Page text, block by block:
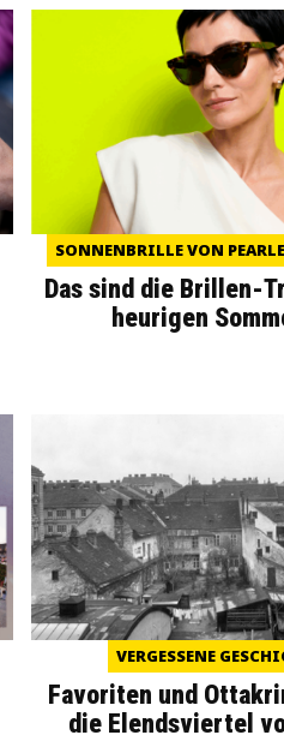
SONNENBRILLE VON
Das sind die Brillen-
heurigen
VERGESSENE
Favoriten und
die Elendsviertel